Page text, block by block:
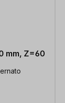
mm, Z=60